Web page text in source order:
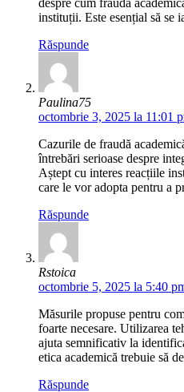
instituții. Este esențial să se
Răspunde
Paulina75
octombrie 3, 2025 la 11:01
Cazurile de fraudă
întrebări serioase despre
Aștept cu interes reacțiile
care le vor adopta pentru a
Răspunde
Rstoica
octombrie 5, 2025 la 5:40
Măsurile propuse pentru
foarte necesare. Utilizarea
ajuta semnificativ la
etica academică trebuie să
Răspunde